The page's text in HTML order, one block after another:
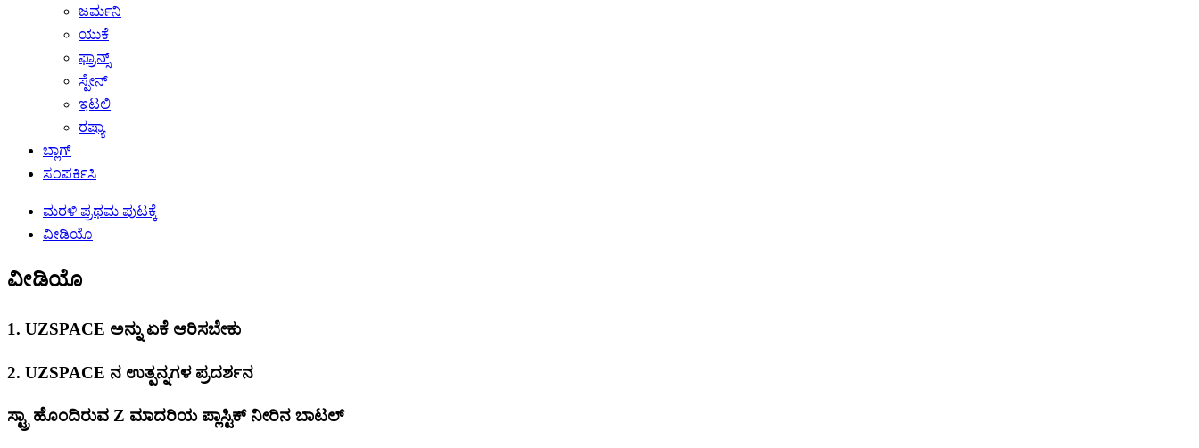
ಜರ್ಮನಿ
ಯುಕೆ
ಫ್ರಾನ್ಸ್
ಸ್ಪೇನ್
ಇಟಲಿ
ರಷ್ಯಾ
ಬ್ಲಾಗ್
ಸಂಪರ್ಕಿಸಿ
ಮರಳಿ ಪ್ರಥಮ ಪುಟಕ್ಕೆ
ವೀಡಿಯೊ
ವೀಡಿಯೊ
1. UZSPACE ಅನ್ನು ಏಕೆ ಆರಿಸಬೇಕು
2. UZSPACE ನ ಉತ್ಪನ್ನಗಳ ಪ್ರದರ್ಶನ
ಸ್ಟ್ರಾ ಹೊಂದಿರುವ Z ಮಾದರಿಯ ಪ್ಲಾಸ್ಟಿಕ್ ನೀರಿನ ಬಾಟಲ್